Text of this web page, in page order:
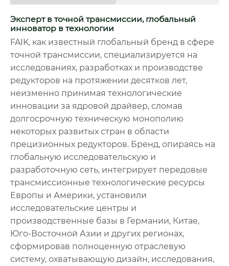
Эксперт в точной трансмиссии, глобальный
инноватор в технологии
FAIK, как известный глобальный бренд в сфере
точной трансмиссии, специализируется на
исследованиях, разработках и производстве
редукторов на протяжении десятков лет,
неизменно принимая технологические
инновации за ядровой драйвер, сломав
долгосрочную техническую монополию
некоторых развитых стран в области
прецизионных редукторов. Бренд, опираясь на
глобальную исследовательскую и
разработочную сеть, интегрирует передовые
трансмиссионные технологические ресурсы
Европы и Америки, установили
исследовательские центры и
производственные базы в Германии, Китае,
Юго-Восточной Азии и других регионах,
сформировав полноценную отраслевую
систему, охватывающую дизайн, исследования,